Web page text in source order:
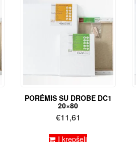
PORĖMIS SU DROBE DC1
20×80
€11,61
Į krepšelį